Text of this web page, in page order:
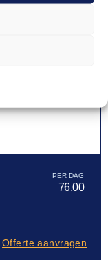
76,00
Offerte aanvragen